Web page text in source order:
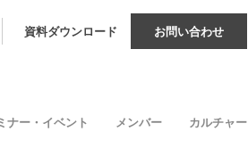
資料ダウンロード お問い合わせ
ナー・イベント メンバー カルチャー